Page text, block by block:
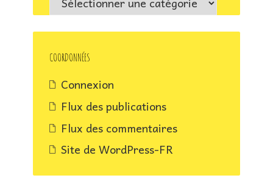
livres
à
paraître
COORDONNÉES
Connexion
Flux des publications
Flux des commentaires
Site de WordPress-FR